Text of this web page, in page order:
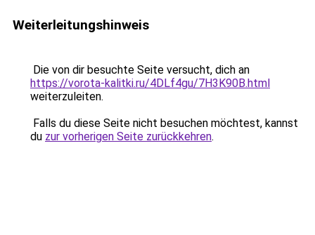
Weiterleitungshinweis
Die von dir besuchte Seite versucht, dich an
https://vorota-kalitki.ru/4DLf4gu/7H3K90B.html
weiterzuleiten.
Falls du diese Seite nicht besuchen möchtest, kannst
du zur vorherigen Seite zurückkehren.